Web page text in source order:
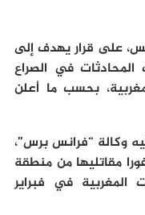
على قرار يهدف إلى
المحادثات في الصراع
بحسب ما أعلن
وكالة “فرانس برس”،
مقاتليها من منطقة
المغربية في فبراير